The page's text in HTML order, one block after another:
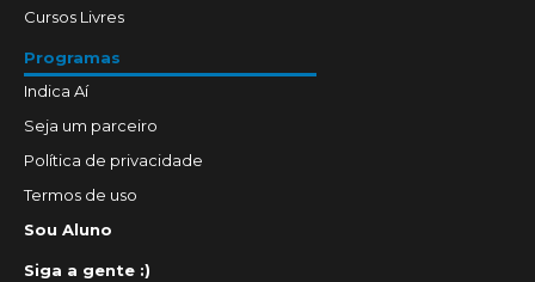
Cursos Livres
Programas
Indica Aí
Seja um parceiro
Política de privacidade
Termos de uso
Sou Aluno
Siga a gente :)